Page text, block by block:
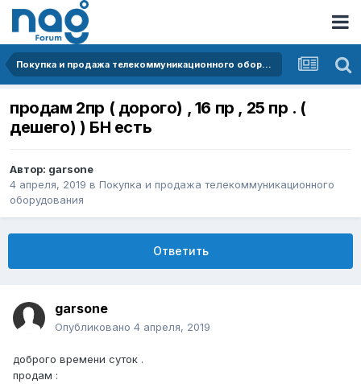
Покупка и продажа телекоммуникационного оборудования
продам 2пр ( дорого) , 16 пр , 25 пр . (
дешего) ) БН есть
Автор: garsone
4 апреля, 2019 в Покупка и продажа телекоммуникационного
оборудования
Ответить
garsone
Опубликовано 4 апреля, 2019
доброго времени суток .
продам :